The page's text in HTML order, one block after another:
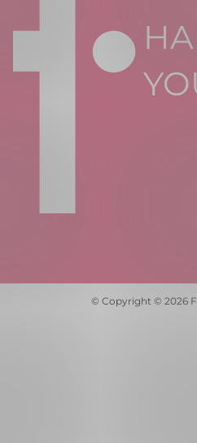
© Copyright © 2026